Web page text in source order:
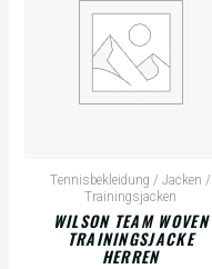
Tennisbekleidung / Jacken /
Trainingsjacken
WILSON TEAM WOVEN
TRAININGSJACKE
HERREN